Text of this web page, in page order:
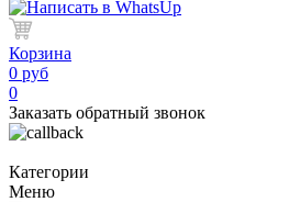
Корзина
0 руб
0
Заказать обратный звонок
Категории
Меню